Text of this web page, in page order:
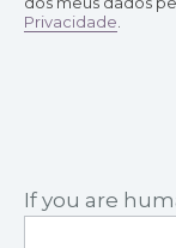
Privacidade
If you are